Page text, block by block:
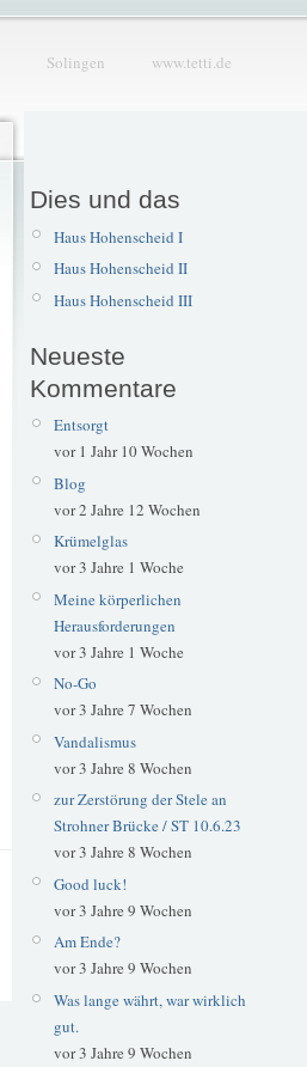
Solingen www.tetti.de
Dies und das
Haus Hohenscheid I
Haus Hohenscheid II
Haus Hohenscheid III
Neueste
Kommentare
Entsorgt
vor 1 Jahr 10 Wochen
Blog
vor 2 Jahre 12 Wochen
Krümelglas
vor 3 Jahre 1 Woche
Meine körperlichen
Herausforderungen
vor 3 Jahre 1 Woche
No-Go
vor 3 Jahre 7 Wochen
Vandalismus
vor 3 Jahre 8 Wochen
zur Zerstörung der Stele an
Strohner Brücke / ST 10.6.23
vor 3 Jahre 8 Wochen
Good luck!
vor 3 Jahre 9 Wochen
Am Ende?
vor 3 Jahre 9 Wochen
Was lange währt, war wirklich
gut.
vor 3 Jahre 9 Wochen